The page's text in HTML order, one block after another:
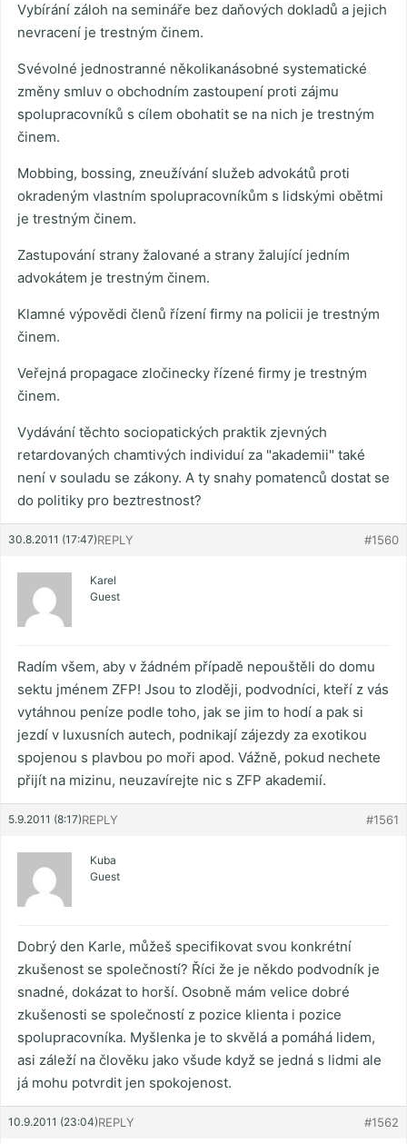
Vybírání záloh na semináře bez daňových dokladů a jejich
nevracení je trestným činem.
Svévolné jednostranné několikanásobné systematické
změny smluv o obchodním zastoupení proti zájmu
spolupracovníků s cílem obohatit se na nich je trestným
činem.
Mobbing, bossing, zneužívání služeb advokátů proti
okradeným vlastním spolupracovníkům s lidskými obětmi
je trestným činem.
Zastupování strany žalované a strany žalující jedním
advokátem je trestným činem.
Klamné výpovědi členů řízení firmy na policii je trestným
činem.
Veřejná propagace zločinecky řízené firmy je trestným
činem.
Vydávání těchto sociopatických praktik zjevných
retardovaných chamtivých individuí za "akademii" také
není v souladu se zákony. A ty snahy pomatenců dostat se
do politiky pro beztrestnost?
30.8.2011 (17:47) #1560
REPLY
Karel
Guest
Radím všem, aby v žádném případě nepouštěli do domu
sektu jménem ZFP! Jsou to zloději, podvodníci, kteří z vás
vytáhnou peníze podle toho, jak se jim to hodí a pak si
jezdí v luxusních autech, podnikají zájezdy za exotikou
spojenou s plavbou po moři apod. Vážně, pokud nechete
přijít na mizinu, neuzavírejte nic s ZFP akademií.
5.9.2011 (8:17) #1561
REPLY
Kuba
Guest
Dobrý den Karle, můžeš specifikovat svou konkrétní
zkušenost se společností? Říci že je někdo podvodník je
snadné, dokázat to horší. Osobně mám velice dobré
zkušenosti se společností z pozice klienta i pozice
spolupracovníka. Myšlenka je to skvělá a pomáhá lidem,
asi záleží na člověku jako všude když se jedná s lidmi ale
já mohu potvrdit jen spokojenost.
10.9.2011 (23:04) #1562
REPLY